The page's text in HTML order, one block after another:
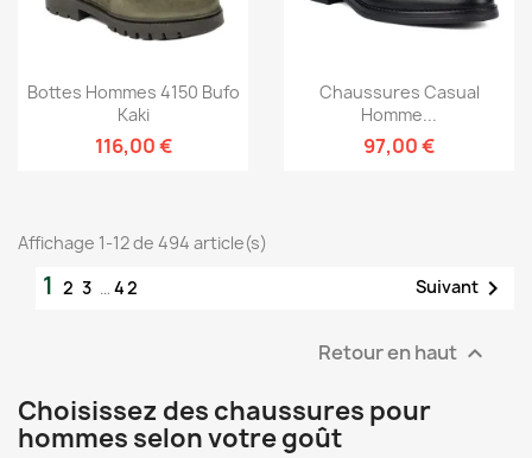
Bottes Hommes 4150 Bufo
Kaki
116,00 €
Chaussures Casual
Homme...
97,00 €
Affichage 1-12 de 494 article(s)
1 2 3 … 42 Suivant 
Retour en haut 
Choisissez des chaussures pour
hommes selon votre goût